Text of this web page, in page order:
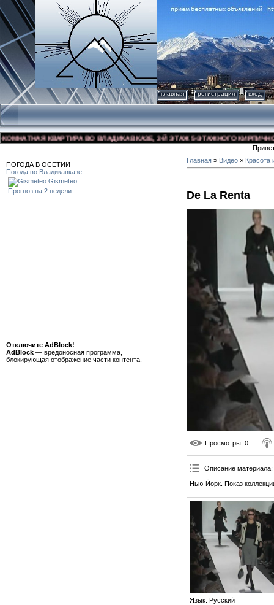
главная регистрация вход
КВАРТИРА ВО ВЛАДИКАВКАЗЕ, 3-Й ЭТАЖ 5-ЭТАЖНОГО
ПОГОДА В ОСЕТИИ
Погода во Владикавказе
Gismeteo
Прогноз на 2 недели
Отключите AdBlock!
AdBlock — вредоносная программа,
блокирующая отображение части контента.
Главная » Видео » Красота
De La Renta
Просмотры: 0
Описание материала:
Нью-Йорк. Показ
Язык: Русский